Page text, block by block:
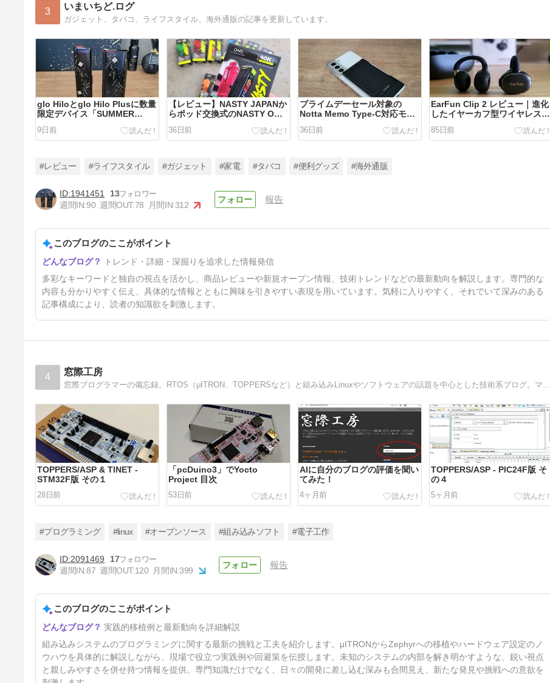
3 いまいちど.ログ
ガジェット、タバコ、ライフスタイル、海外通販の記事を更新しています。
glo Hiloとglo Hilo Plusに数量
限定デバイス「SUMMER
レビュー
9日前
【レビュー】NASTY JAPANか
らポッド交換式のNASTY ONE
36日前
プライムデーセール対象の
Notta Memo Type-C対応モデ
ダーは必要？
36日前
EarFun Clip 2 レビュー｜進化
したイヤーカフ型ワイヤレスイ
85日前
& WASPE 4in1」使い捨て電子
タバコをレビュー
4ヶ月前
#レビュー #ライフスタイル #ガジェット #家電 #タバコ #便利グッズ #海外通販
1941451
13
週間IN:90 週間OUT:78 月間IN:312
報告
このブログのここがポイント
トレンド・詳細・深掘りを追求した情報発信
多彩なキーワードと独自の視点を活かし、商品レビューや新規オープン情報、技術トレンドなどの最新動向を解説します。専門的な
内容も分かりやすく伝え、具体的な情報とともに興味を引きやすい表現を用いています。気軽に入りやすく、それでいて深みのある
記事構成により、読者の知識欲を刺激します。
4 窓際工房
TOPPERS/ASP & TINET -
STM32F版 その１
28日前
「pcDuino3」でYocto
Project 目次
53日前
AIに自分のブログの評価を聞い
てみた！
4ヶ月前
TOPPERS/ASP - PIC24F版 そ
の４
5ヶ月前
Zephyrに挑戦！ その８
6ヶ月前
#プログラミング #linux #オープンソース #組み込みソフト #電子工作
2091469
17
週間IN:87 週間OUT:120 月間IN:399
報告
このブログのここがポイント
実践的移植例と最新動向を詳細解説
組み込みシステムのプログラミングに関する最新の挑戦と工夫を紹介します。μITRONからZephyrへの移植やハードウェア設定のノ
ウハウを具体的に解説しながら、現場で役立つ実践例や回避策を伝授します。未知のシステムの内部を解き明かすような、鋭い視点
と親しみやすさを併せ持つ情報を提供。専門知識だけでなく、日々の開発に差し込む深みも合間見え、新たな発見や挑戦への意欲を